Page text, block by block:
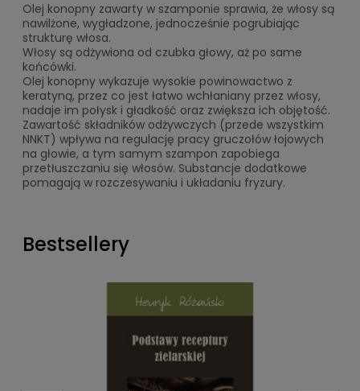
Olej konopny zawarty w szamponie sprawia, że włosy są
nawilżone, wygładzone, jednocześnie pogrubiając
strukturę włosa.
Włosy są odżywiona od czubka głowy, aż po same
końcówki.
Olej konopny wykazuje wysokie powinowactwo z
keratyną, przez co jest łatwo wchłaniany przez włosy,
nadaje im połysk i gładkość oraz zwiększa ich objętość.
Zawartość składników odżywczych (przede wszystkim
NNKT) wpływa na regulację pracy gruczołów łojowych
na głowie, a tym samym szampon zapobiega
przetłuszczaniu się włosów. Substancje dodatkowe
pomagają w rozczesywaniu i układaniu fryzury.
Bestsellery